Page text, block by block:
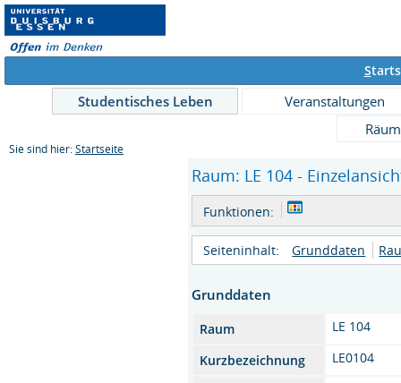
S
Studentisches Leben
Veranstaltungen
Sie sind hier: Startseite
Raum: LE 104 -
Funktionen:
Seiteninhalt: Grunddaten
Grunddaten
Raum
LE 104
Kurzbezeichnung
LE0104